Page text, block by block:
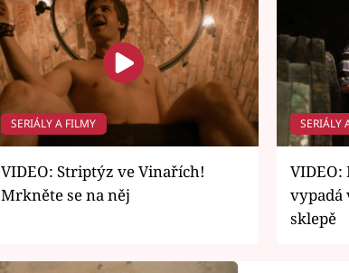
SERIÁLY A FILMY
VIDEO: Striptýz ve Vinařích!
Mrkněte se na něj
SERIÁLY
VIDEO:
vypadá
sklepě